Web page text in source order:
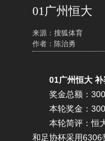
01广州恒大
来源：搜狐体育
作者：陈治勇
01广州恒大
奖金总额：
本轮奖金：
本轮简评：恒大
和足协杯采用6306